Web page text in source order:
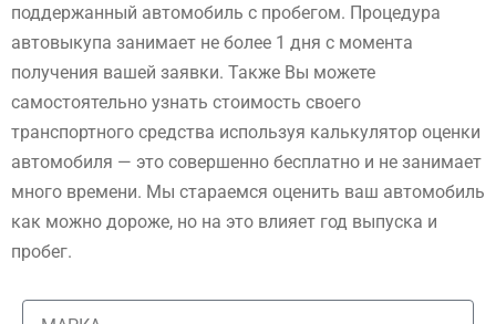
поддержанный автомобиль с пробегом. Процедура
автовыкупа занимает не более 1 дня с момента
получения вашей заявки. Также Вы можете
самостоятельно узнать стоимость своего
транспортного средства используя калькулятор оценки
автомобиля — это совершенно бесплатно и не занимает
много времени. Мы стараемся оценить ваш автомобиль
как можно дороже, но на это влияет год выпуска и
пробег.